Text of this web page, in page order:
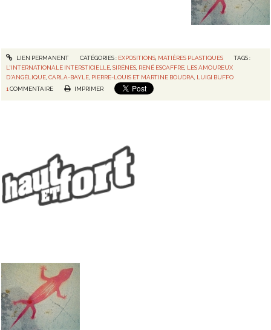
LIEN PERMANENT CATÉGORIES : EXPOSITIONS, MATIÈRES PLASTIQUES
TAGS :
L'INTERNATIONALE INTERSTICIELLE,SIRÈNES, RENÉ ESCAFFRE, LES AMOUREUX
D'ANGÉLIQUE,CARLA-BAYLE, PIERRE-LOUIS ET MARTINE BOUDRA, LUIGI BUFFO
1 COMMENTAIRE IMPRIMER